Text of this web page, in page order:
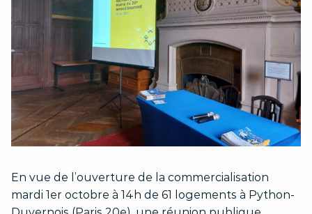
En vue de l’ouverture de la commercialisation
mardi 1er octobre à 14h de 61 logements à Python-